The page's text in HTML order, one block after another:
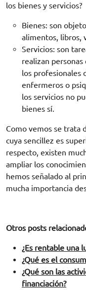
los bienes y servicios?
Bienes: son
alimentos, libros,
Servicios: son
realizan
los profesionales
enfermeros o
los servicios no
bienes sí.
Como vemos se trata
cuya sencillez es
respecto, existen
ampliar los
hemos señalado al
mucha importancia
Otros posts
¿Es rentable una
¿Qué es el
¿Qué son las
financiación?